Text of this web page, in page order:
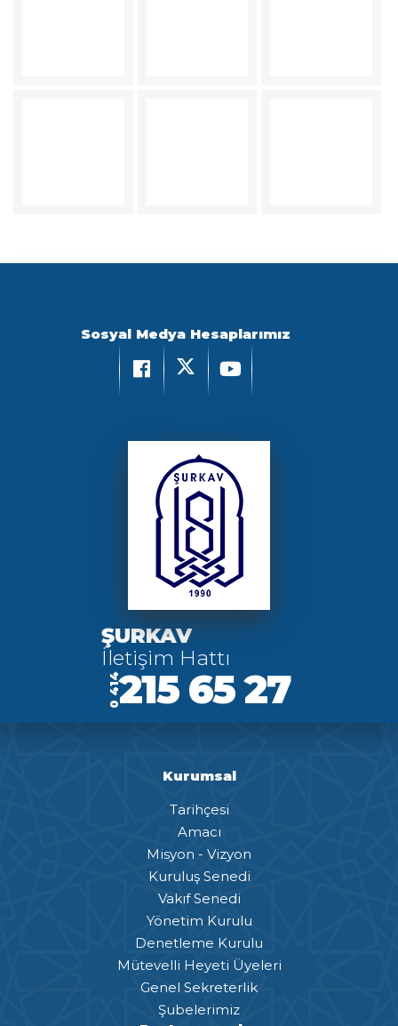
Sosyal Medya Hesaplarımız
ŞURKAV
İletişim Hattı
0 414215 65 27
Kurumsal
Tarihçesi
Amacı
Misyon - Vizyon
Kuruluş Senedi
Vakıf Senedi
Yönetim Kurulu
Denetleme Kurulu
Mütevelli Heyeti Üyeleri
Genel Sekreterlik
Şubelerimiz